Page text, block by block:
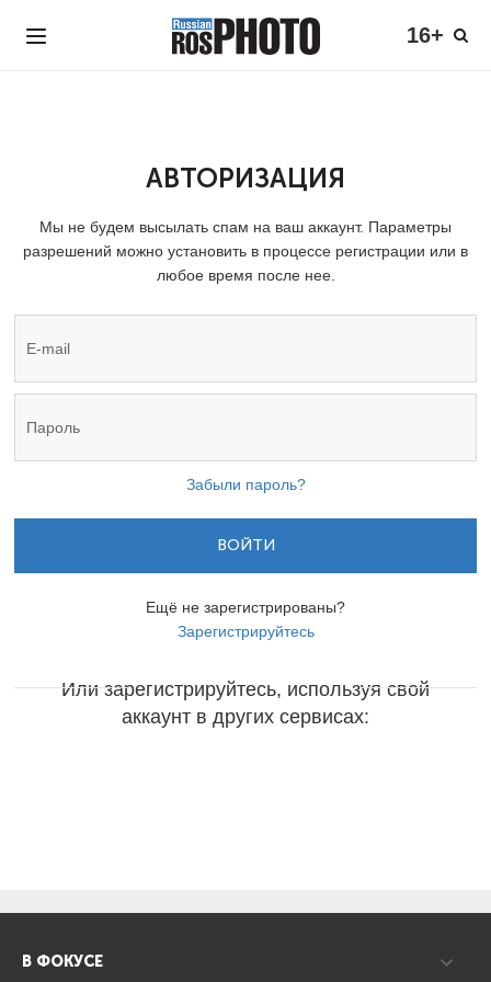
16+
АВТОРИЗАЦИЯ
Мы не будем высылать спам на ваш аккаунт. Параметры
разрешений можно установить в процессе регистрации или в
любое время после нее.
Забыли пароль?
ВОЙТИ
Ещё не зарегистрированы?
Зарегистрируйтесь
Или зарегистрируйтесь, используя свой
аккаунт в других сервисах:
В ФОКУСЕ